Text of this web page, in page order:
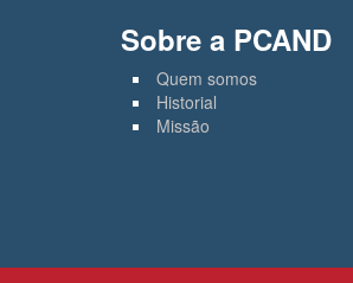
Sobre a PCAND
Quem somos
Historial
Missão